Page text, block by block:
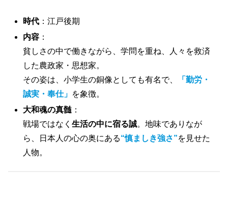
時代 ：江戸後期
内容 ：
貧しさの中で働きながら、学問を重ね、人々を救済
した農政家・思想家。
その姿は、小学生の銅像としても有名で、
「勤労・
誠実・奉仕」 を象徴。
大和魂の真髄 ：
戦場ではなく生活の中に宿る誠。地味でありなが
ら、日本人の心の奥にある“慎ましき強さ”を見せた
人物。